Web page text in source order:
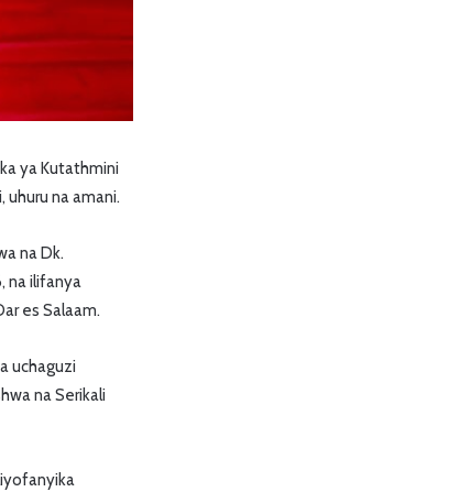
ya Kutathmini
na amani.
na Dk.
na ilifanya
es Salaam.
uchaguzi
na Serikali